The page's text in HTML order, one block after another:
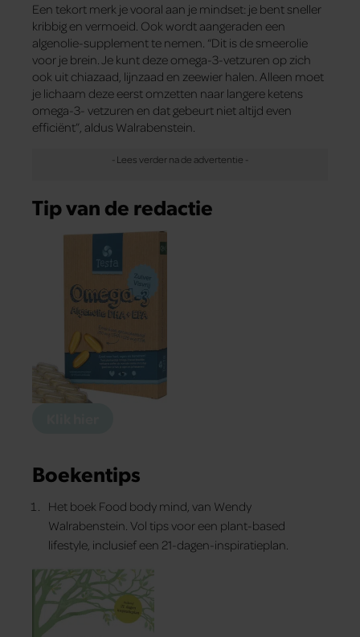
Een tekort merk je vooral aan je mindset: je bent sneller
kribbig en vermoeid. Ook wordt aangeraden een
algenolie-supplement te nemen. “Dit is de smeerolie
voor je brein. Je kunt deze omega-3-vetzuren op zich
ook uit chiazaad, lijnzaad en zeewier halen. Alleen moet
je lichaam deze eerst omzetten naar langere ketens
omega-3- vetzuren en dat gebeurt niet altijd even
efficiënt”, aldus Walrabenstein.
Tip van de redactie
Boekentips
Het boek Food body mind, van Wendy
Walrabenstein. Vol tips voor een plant-based
lifestyle, inclusief een 21-dagen-inspiratieplan.